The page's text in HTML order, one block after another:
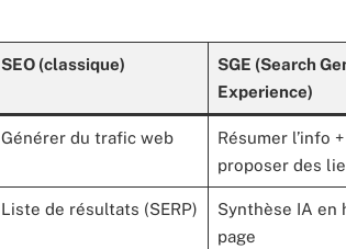
SEO (classique)
SGE (Search
Experience)
Générer du trafic web
Résumer l’info +
proposer des
Liste de résultats (SERP)
Synthèse IA en
page